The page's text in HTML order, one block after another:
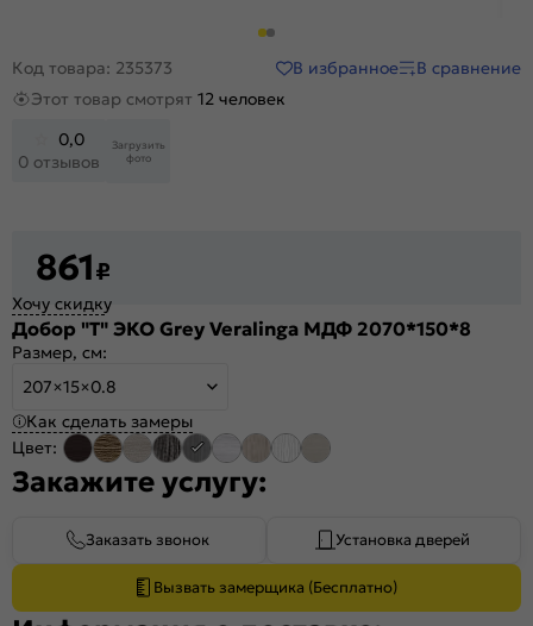
Код товара: 235373 В избранное
В сравнение
Этот товар смотрят 12 человек
0,0
0 отзывов
Загрузить
фото
861₽
Хочу скидку
Добор "Т" ЭКО Grey Veralinga МДФ 2070*150*8
Размер, см:
207×15×0.8
Как сделать замеры
Цвет:
Закажите услугу:
Заказать звонок Установка дверей
Вызвать замерщика (Бесплатно)